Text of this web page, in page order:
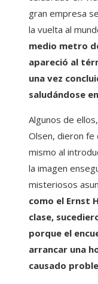
gran empresa
la vuelta al
medio metro
apareció al
una vez
saludándose
Algunos de
Olsen, dieron fe
mismo al
la imagen
misteriosos
como el Ernst
clase,
porque el
arrancar una
causado